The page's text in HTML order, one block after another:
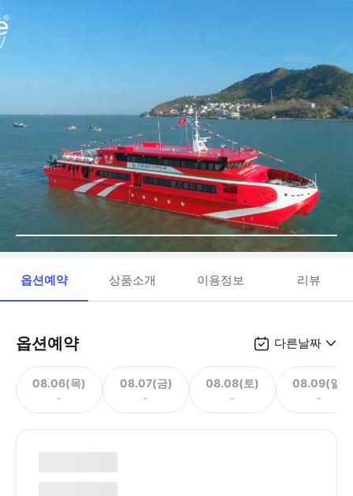
옵션예약 상품소개 이용정보 리뷰
옵션예약 다른날짜
08.06(목)
-
08.07(금)
-
08.08(토)
-
08.09(일)
-